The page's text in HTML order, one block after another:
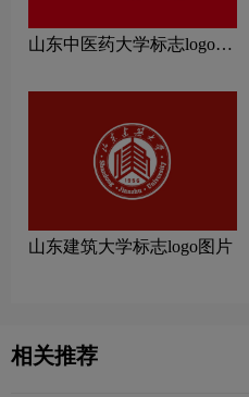
山东中医药大学标志logo图
山东建筑大学标志logo图片
相关推荐